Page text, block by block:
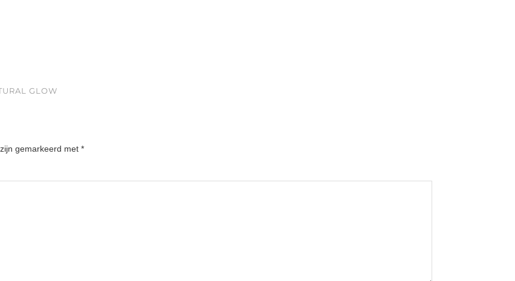
GLOW
gemarkeerd met *